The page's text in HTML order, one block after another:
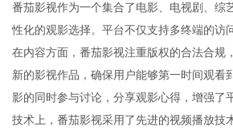
番茄影视作为一个集合了电影、电视剧、综
性化的观影选择。平台不仅支持多终端的访
在内容方面，番茄影视注重版权的合法合规
新的影视作品，确保用户能够第一时间观
影的同时参与讨论，分享观影心得，增强了
技术上，番茄影视采用了先进的视频播放技